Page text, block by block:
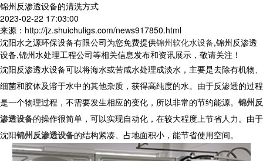
锦州反渗透设备的清洗方式
2023-02-22 17:03:00
来源：http://jz.shuichuligs.com/news917850.html
沈阳水之源环保设备有限公司为您免费提供锦州软化水设备,锦州反渗透
设备,锦州水处理工程公司等相关信息发布和资讯展示，敬请关注！
沈阳反渗透水设备可以将海水或苦咸水处理成淡水，主要是去除有机物、
细菌和胶体及溶于水中的其他杂质，获得高纯度的水。由于反渗透的过程
是一个物理过程，不需要发生相应的变化，所以非常的节约能源。 锦州反
渗透设备的操作很简单，可以实现自动化，在较大程度上节省人力。由于
沈阳锦州反渗透设备的结构紧凑、占地面积小，能节省使用空间。